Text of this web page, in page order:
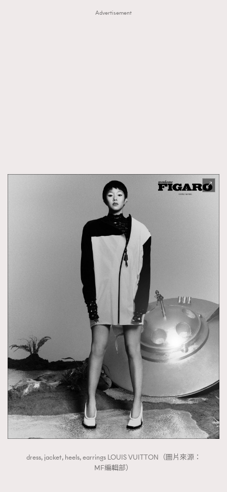
Advertisement
dress, jacket, heels, earrings LOUIS VUITTON（圖片來源：
MF編輯部）